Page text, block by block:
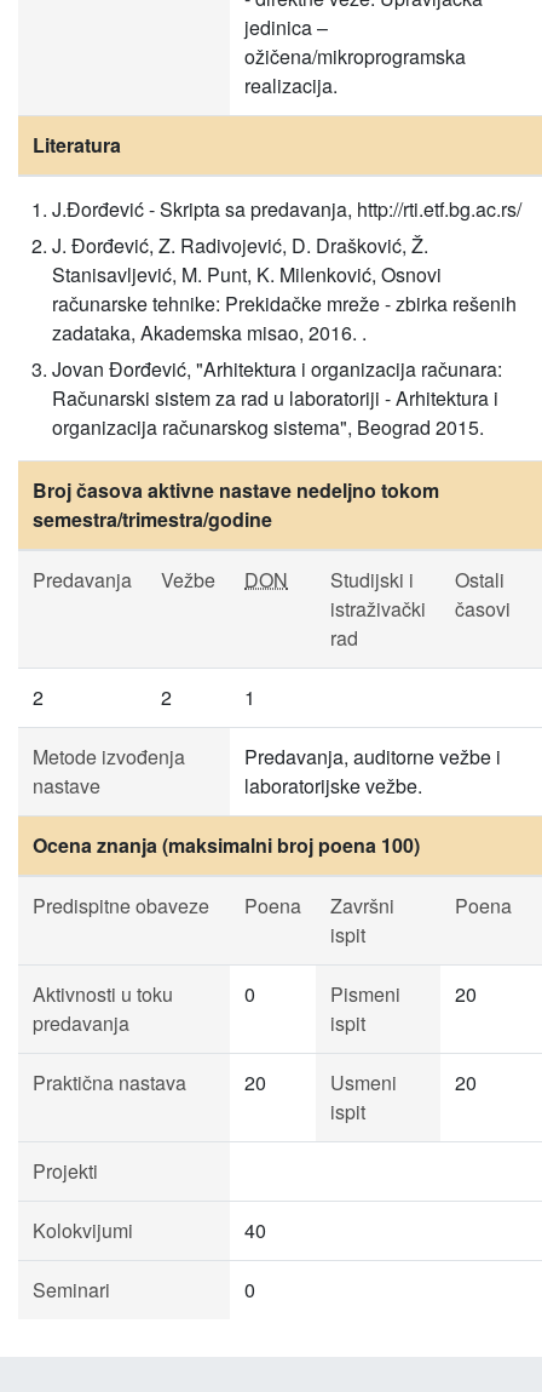
jedinica –
ožičena/mikroprogramska
realizacija.
Literatura
J.Đorđević - Skripta sa predavanja, http://rti.etf.bg.ac.rs/
J. Đorđević, Z. Radivojević, D. Drašković, Ž.
Stanisavljević, M. Punt, K. Milenković, Osnovi
računarske tehnike: Prekidačke mreže - zbirka rešenih
zadataka, Akademska misao, 2016. .
Jovan Đorđević, "Arhitektura i organizacija računara:
Računarski sistem za rad u laboratoriji - Arhitektura i
organizacija računarskog sistema", Beograd 2015.
Broj časova aktivne nastave nedeljno tokom
semestra/trimestra/godine
Predavanja Vežbe DON
Studijski i
istraživački
rad
Ostali
časovi
2 2 1
Metode izvođenja
nastave
Predavanja, auditorne vežbe i
laboratorijske vežbe.
Ocena znanja (maksimalni broj poena 100)
Predispitne obaveze Poena
Završni
ispit
Poena
Aktivnosti u toku
predavanja
0
Pismeni
ispit
20
Praktična nastava 20
Usmeni
ispit
20
Projekti
Kolokvijumi 40
Seminari 0